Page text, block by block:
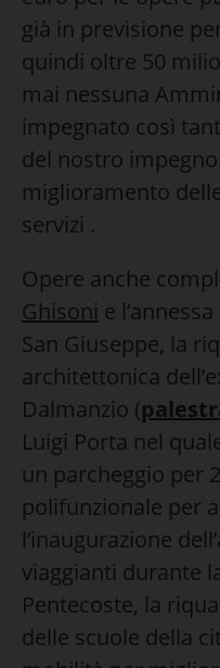
già in previsione
quindi oltre 50
mai nessuna
impegnato così
del nostro
miglioramento
servizi .
Opere anche
Ghisoni e
San Giuseppe, la
architettonica
Dalmanzio (
Luigi Porta nel
un parcheggio per
polifunzionale per
l’inaugurazione
viaggianti durante
Pentecoste, la
delle scuole della